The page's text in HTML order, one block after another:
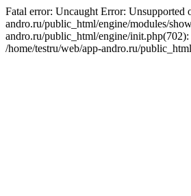
Fatal error: Uncaught Error: Unsupported
andro.ru/public_html/engine/modules/
andro.ru/public_html/engine/
/home/testru/web/app-andro.ru/